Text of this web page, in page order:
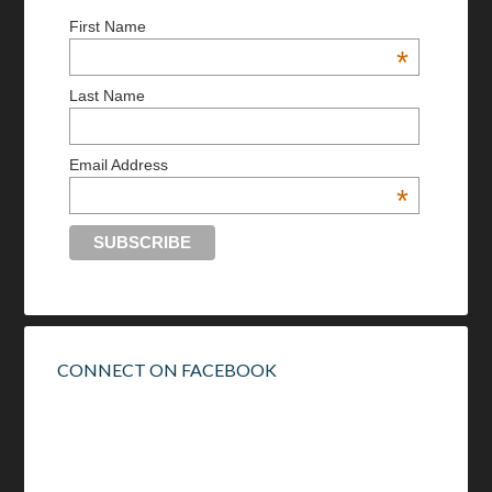
First Name
*
Last Name
Email Address
*
CONNECT ON FACEBOOK